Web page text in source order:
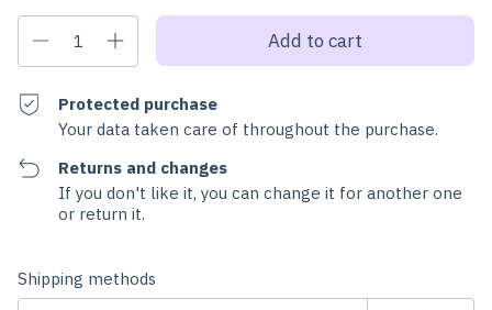
Protected purchase
Your data taken care of throughout the purchase.
Returns and changes
If you don't like it, you can change it for another one
or return it.
Shipping for zipcode:
Shipping methods